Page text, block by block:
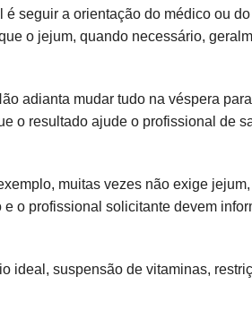
seguir a orientação do médico ou do
o jejum, quando necessário,
adianta mudar tudo na véspera
o resultado ajude o profissional de
muitas vezes não exige
o profissional solicitante devem
ideal, suspensão de vitaminas,